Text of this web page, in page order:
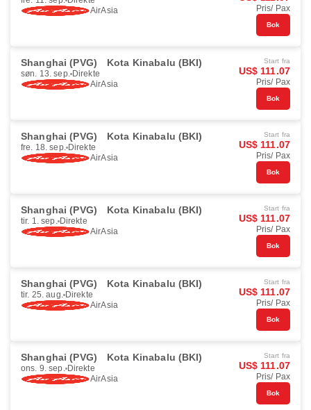
AirAsia
Pris/ Pax
Bok
Shanghai (PVG) Kota Kinabalu (BKI)
søn. 13. sep. Direkte
AirAsia
Start fra
US$ 111.07
Pris/ Pax
Bok
Shanghai (PVG) Kota Kinabalu (BKI)
fre. 18. sep. Direkte
AirAsia
Start fra
US$ 111.07
Pris/ Pax
Bok
Shanghai (PVG) Kota Kinabalu (BKI)
tir. 1. sep. Direkte
AirAsia
Start fra
US$ 111.07
Pris/ Pax
Bok
Shanghai (PVG) Kota Kinabalu (BKI)
tir. 25. aug. Direkte
AirAsia
Start fra
US$ 111.07
Pris/ Pax
Bok
Shanghai (PVG) Kota Kinabalu (BKI)
ons. 9. sep. Direkte
AirAsia
Start fra
US$ 111.07
Pris/ Pax
Bok